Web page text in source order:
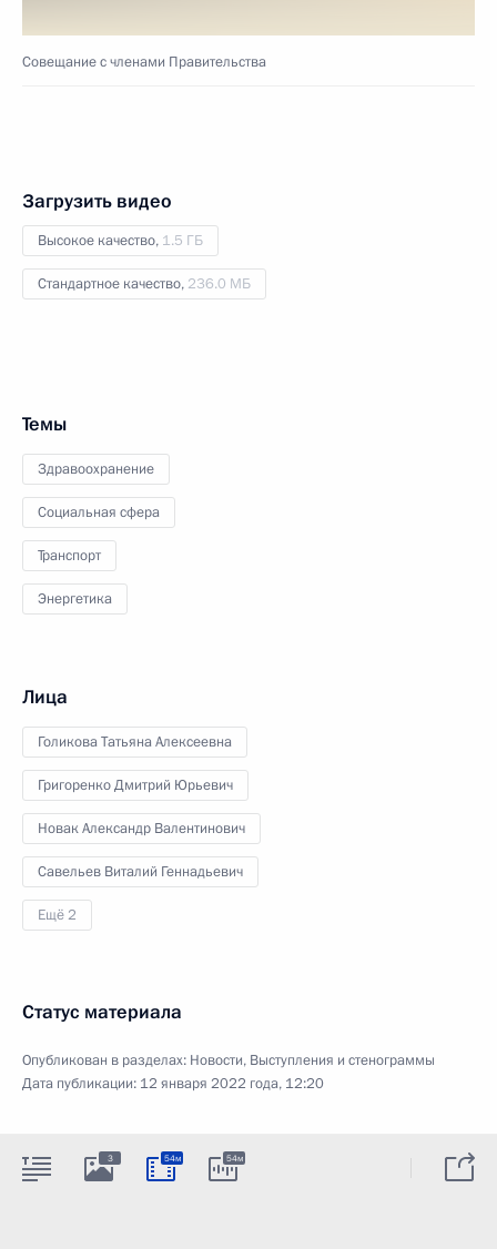
Совещание с членами Правительства
Загрузить видео
Высокое качество, 1.5 ГБ
Стандартное качество, 236.0 МБ
Темы
Здравоохранение
Социальная сфера
Транспорт
Энергетика
Лица
Голикова Татьяна Алексеевна
Григоренко Дмитрий Юрьевич
Новак Александр Валентинович
Савельев Виталий Геннадьевич
Ещё 2
Статус материала
Опубликован в разделах: Новости, Выступления и стенограммы
Дата публикации: 12 января 2022 года, 12:20
3 54м 54м